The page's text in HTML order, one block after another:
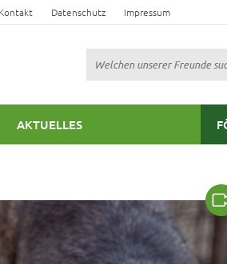
Kontakt Datenschutz Impressum
AKTUELLES